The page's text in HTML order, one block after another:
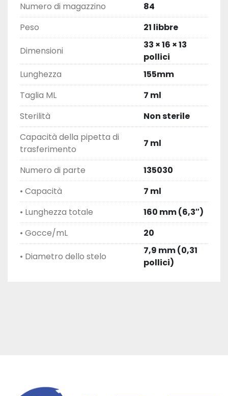
Numero di magazzino
84
Peso
21 libbre
Dimensioni
33 × 16 × 13
pollici
Lunghezza
155mm
Taglia ML
7 ml
Sterilità
Non sterile
Capacità della pipetta di
trasferimento
7 ml
Numero di parte
135030
• Capacità
7 ml
• Lunghezza totale
160 mm (6,3″)
• Gocce/mL
20
• Diametro dello stelo
7,9 mm (0,31
pollici)